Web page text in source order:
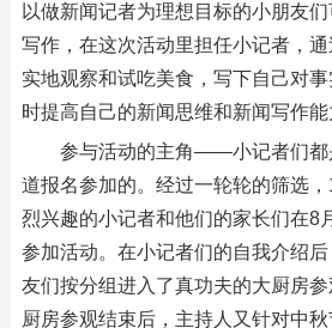
以做新闻记者为理想目标的小朋友
写作，在这次活动里担任小记者，通
实地观察和试吃美食，写下自己对
时提高自己的新闻思维和新闻写作能
参与活动的主角——小记者们都
道报名参加的。经过一轮轮的筛选
烈兴趣的小记者和他们的家长们在8
参加活动。在小记者们的自我介绍
友们按分组进入了真功夫的大厨房参
厨房参观结束后，主持人又针对中